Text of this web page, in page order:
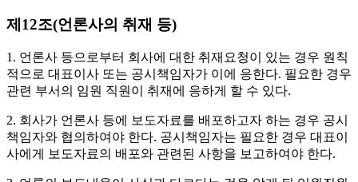
제12조(언론사의 취재 등)
1. 언론사 등으로부터 회사에 대한 취재요청이 있는 경우 원칙
적으로 대표이사 또는 공시책임자가 이에 응한다. 필요한 경우
관련 부서의 임원 직원이 취재에 응하게 할 수 있다.
2. 회사가 언론사 등에 보도자료를 배포하고자 하는 경우 공시
책임자와 협의하여야 한다. 공시책임자는 필요한 경우 대표이
사에게 보도자료의 배포와 관련된 사항을 보고하여야 한다.